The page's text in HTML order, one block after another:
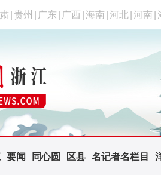
贵州 广东 广西 海南 河北 河南
要闻 同心圆 区县 名记者名栏目